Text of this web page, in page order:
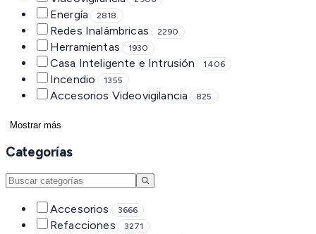
Energía 2818
Redes Inalámbricas 2290
Herramientas 1930
Casa Inteligente e Intrusión 1406
Incendio 1355
Accesorios Videovigilancia 825
Mostrar más
Categorías
Accesorios 3666
Refacciones 3271